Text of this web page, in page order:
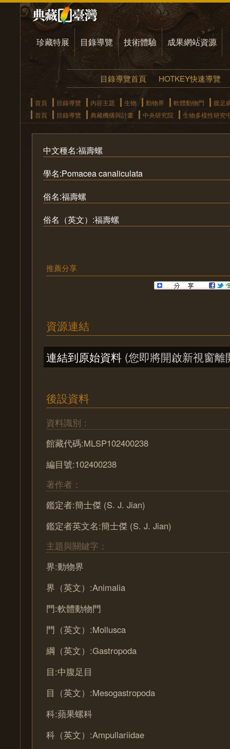
珍藏特展 目錄導覽 技術體驗 成果網站資源
目錄導覽首頁 HOTKEY快速導覽
首頁 目錄導覽 內容主題 生物 動物界 軟體動物門
腹足
首頁
目錄導覽 典藏機構與計畫 中央研究院 生物多樣性研究
中文種名:福壽螺
學名:Pomacea canaliculata
俗名:福壽螺
俗名（英文）:福壽螺
推薦分享
資源連結
連結到原始資料 (您即將開啟新視窗離
後設資料
資料識別：
館藏代碼:MLSP102400238
編目號:102400238
著作者：
鑑定者:簡士傑 (S. J. Jian)
鑑定者英文名:簡士傑 (S. J. Jian)
主題與關鍵字：
界:動物界
界（英文）:Animalia
門:軟體動物門
門（英文）:Mollusca
綱（英文）:Gastropoda
目:中腹足目
目（英文）:Mesogastropoda
科:蘋果螺科
科（英文）:Ampullariidae